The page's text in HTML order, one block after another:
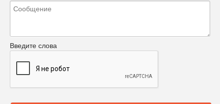
Введите слова